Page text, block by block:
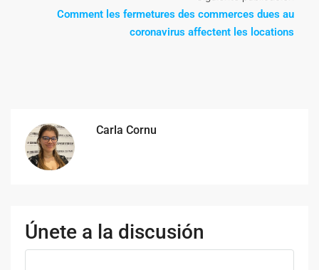
Comment les fermetures des commerces dues au
coronavirus affectent les locations
Carla Cornu
Únete a la discusión